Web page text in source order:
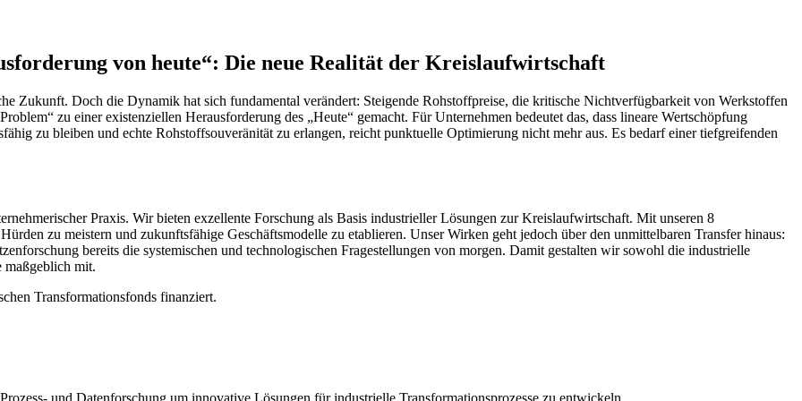
von heute“: Die neue Realität der Kreislaufwirtschaft
Zukunft. Doch die Dynamik hat sich fundamental verändert: Steigende Rohstoffpreise, die kritische Nichtverfügbarkeit von Werkstoffen
zu einer existenziellen Herausforderung des „Heute“ gemacht. Für Unternehmen bedeutet das, dass lineare Wertschöpfung
zu bleiben und echte Rohstoffsouveränität zu erlangen, reicht punktuelle Optimierung nicht mehr aus. Es bedarf einer tiefgreifenden
Praxis. Wir bieten exzellente Forschung als Basis industrieller Lösungen zur Kreislaufwirtschaft. Mit unseren 8
zu meistern und zukunftsfähige Geschäftsmodelle zu etablieren. Unser Wirken geht jedoch über den unmittelbaren Transfer hinaus:
bereits die systemischen und technologischen Fragestellungen von morgen. Damit gestalten wir sowohl die industrielle
maßgeblich mit.
Transformationsfonds finanziert.
und Datenforschung um innovative Lösungen für industrielle Transformationsprozesse zu entwickeln.